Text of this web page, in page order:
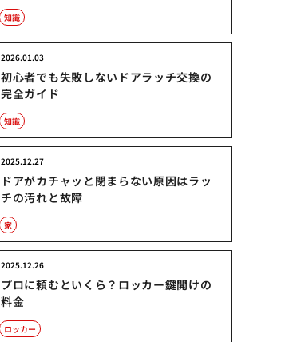
知識
初心者でも失敗しないドアラッチ交換の
完全ガイド
2026.01.03
知識
ドアがカチャッと閉まらない原因はラッ
チの汚れと故障
2025.12.27
家
プロに頼むといくら？ロッカー鍵開けの
料金
2025.12.26
ロッカー